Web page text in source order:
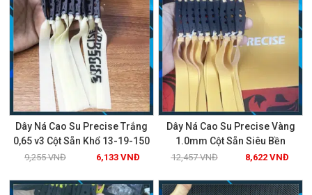
Dây Ná Cao Su Precise Trắng
0,65 v3 Cột Sẵn Khổ 13-19-150
9,255VNĐ 6,133 VNĐ
Dây Ná Cao Su Precise Vàng
1.0mm Cột Sẵn Siêu Bền
12,457VNĐ 8,622 VNĐ
GIẢM GIÁ! GIẢM GIÁ!